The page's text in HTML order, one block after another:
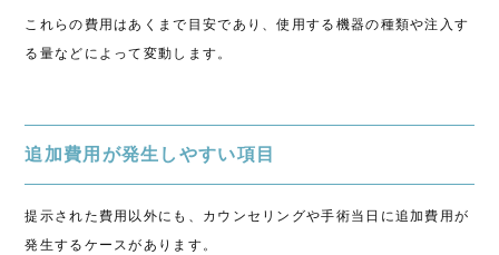
これらの費用はあくまで目安であり、使用する機器の種類や注入す
る量などによって変動します。
追加費用が発生しやすい項目
提示された費用以外にも、カウンセリングや手術当日に追加費用が
発生するケースがあります。